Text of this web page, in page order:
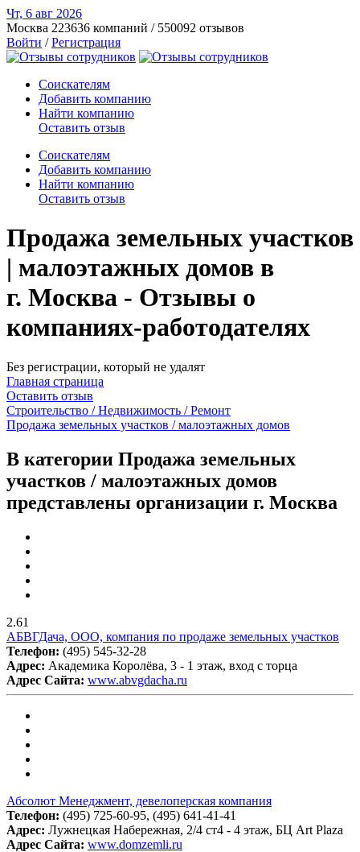
Чт, 6 авг 2026
Москва 223636 компаний / 550092 отзывов
Войти /Регистрация
Соискателям
Добавить компанию
Найти компанию
Оставить отзыв
Соискателям
Добавить компанию
Найти компанию
Оставить отзыв
Продажа земельных участков
| малоэтажных домов в
г. Москва - Отзывы о
компаниях-работодателях
Без регистрации, который не удалят
Главная страница
Оставить отзыв
Строительство / Недвижимость / Ремонт
Продажа земельных участков / малоэтажных домов
В категории Продажа земельных
участков / малоэтажных домов
представлены организации г. Москва
2.61
АБВГДача, ООО, компания по продаже земельных участков
Телефон: (495) 545-32-28
Адрес: Академика Королёва, 3 - 1 этаж, вход с торца
Адрес Сайта: www.abvgdacha.ru
Абсолют Менеджмент, девелоперская компания
Телефон: (495) 725-60-95, (495) 641-41-41
Адрес: Лужнецкая Набережная, 2/4 ст4 - 4 этаж, БЦ Art Plaza
Адрес Сайта: www.domzemli.ru